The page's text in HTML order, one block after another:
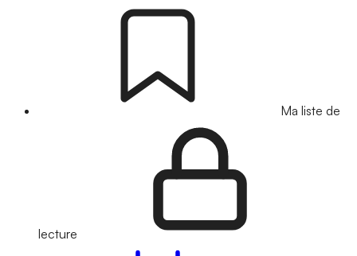
Ma liste de
lecture